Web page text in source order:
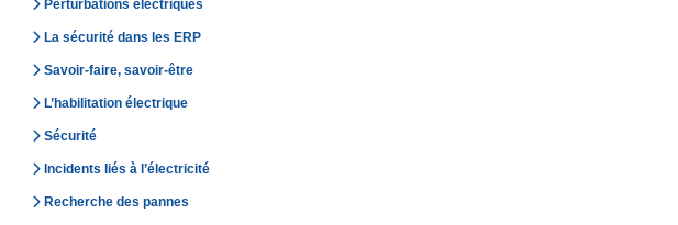
Perturbations électriques
La sécurité dans les ERP
Savoir-faire, savoir-être
L’habilitation électrique
Sécurité
Incidents liés à l’électricité
Recherche des pannes